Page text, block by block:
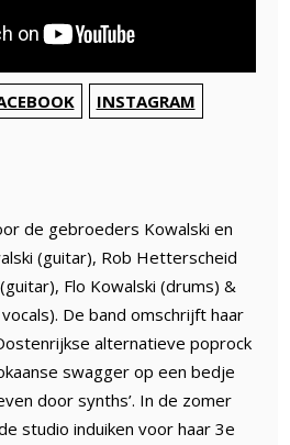
INSTAGRAM
de gebroeders Kowalski en
(guitar), Rob Hetterscheid
Flo Kowalski (drums) &
De band omschrijft haar
alternatieve poprock
swagger op een bedje
door synths’. In de zomer
studio induiken voor haar 3e